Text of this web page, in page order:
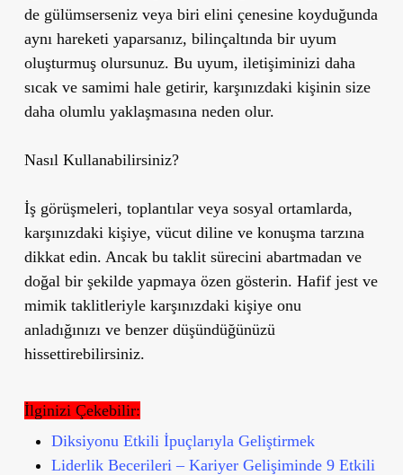
de gülümserseniz veya biri elini çenesine koyduğunda
aynı hareketi yaparsanız, bilinçaltında bir uyum
oluşturmuş olursunuz. Bu uyum, iletişiminizi daha
sıcak ve samimi hale getirir, karşınızdaki kişinin size
daha olumlu yaklaşmasına neden olur.
Nasıl Kullanabilirsiniz?
İş görüşmeleri, toplantılar veya sosyal ortamlarda,
karşınızdaki kişiye, vücut diline ve konuşma tarzına
dikkat edin. Ancak bu taklit sürecini abartmadan ve
doğal bir şekilde yapmaya özen gösterin. Hafif jest ve
mimik taklitleriyle karşınızdaki kişiye onu
anladığınızı ve benzer düşündüğünüzü
hissettirebilirsiniz.
İlginizi Çekebilir:
Diksiyonu Etkili İpuçlarıyla Geliştirmek
Liderlik Becerileri – Kariyer Gelişiminde 9 Etkili